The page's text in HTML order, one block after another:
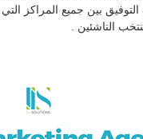
بين جميع المراكز
الناشئين .